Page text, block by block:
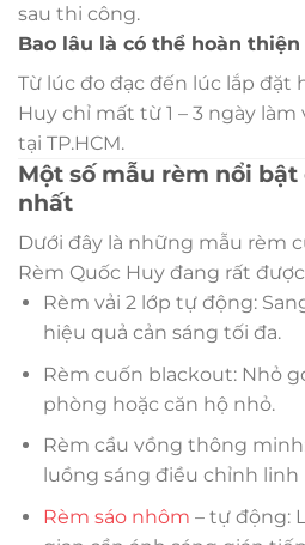
sau thi công.
Bao lâu là có thể hoàn thiện
Từ lúc đo đạc đến lúc lắp đặt
Huy chỉ mất từ 1 – 3 ngày
tại TP.HCM.
Một số mẫu rèm nổi
nhất
Dưới đây là những mẫu rèm
Rèm Quốc Huy đang rất
Rèm vải 2 lớp tự động:
hiệu quả cản sáng tối đa.
Rèm cuốn blackout: Nhỏ
phòng hoặc căn hộ nhỏ.
Rèm cầu vồng thông
luồng sáng điều chỉnh linh
Rèm sáo nhôm – tự động: